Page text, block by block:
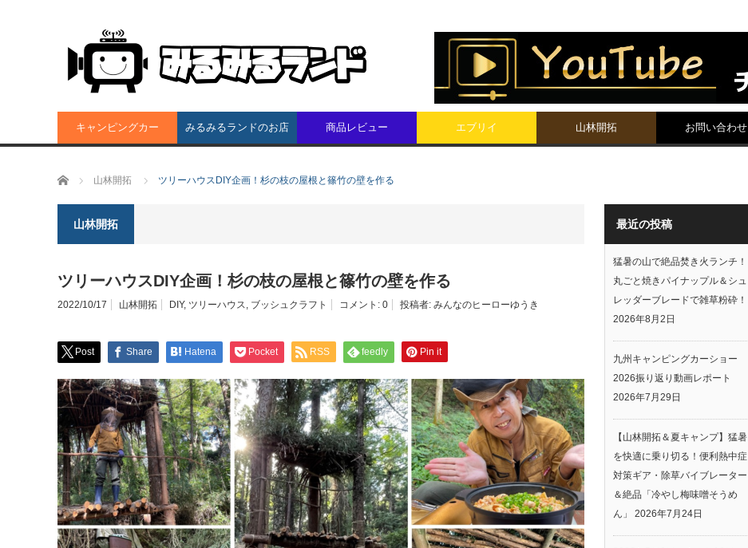
キャンピングカー みるみるランドのお店 商品レビュー エブリイ 山林開拓 お問い合わせ
ホーム 山林開拓 ツリーハウスDIY企画！杉の枝の屋根と篠竹の壁を作る
山林開拓
ツリーハウスDIY企画！杉の枝の屋根と篠竹の壁を作る
2022/10/17 山林開拓 DIY, ツリーハウス, ブッシュクラフト コメント: 0 投稿者: みんなのヒーローゆうき
Post Share Hatena Pocket RSS feedly Pin it
最近の投稿
猛暑の山で絶品焚き火ランチ！
丸ごと焼きパイナップル＆シュ
レッダーブレードで雑草粉砕！
2026年8月2日
九州キャンピングカーショー
2026振り返り動画レポート
2026年7月29日
【山林開拓＆夏キャンプ】猛暑
を快適に乗り切る！便利熱中症
対策ギア・除草バイブレーター
＆絶品「冷やし梅味噌そうめ
ん」
2026年7月24日